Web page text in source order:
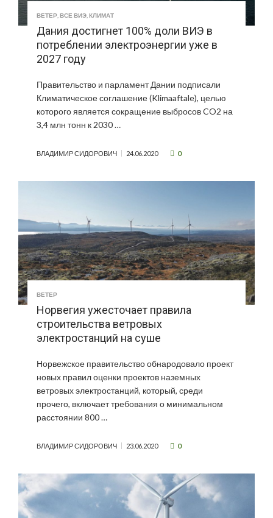
ВЕТЕР ВСЕ ВИЭ КЛИМАТ
Дания достигнет 100% доли ВИЭ в
потреблении электроэнергии уже в
2027 году
Правительство и парламент Дании подписали
Климатическое соглашение (Klimaaftale), целью
которого является сокращение выбросов CO2 на
3,4 млн тонн к 2030 …
ВЛАДИМИР СИДОРОВИЧ 24.06.2020 0
ВЕТЕР
Норвегия ужесточает правила
строительства ветровых
электростанций на суше
Норвежское правительство обнародовало проект
новых правил оценки проектов наземных
ветровых электростанций, который, среди
прочего, включает требования о минимальном
расстоянии 800 …
ВЛАДИМИР СИДОРОВИЧ 23.06.2020 0